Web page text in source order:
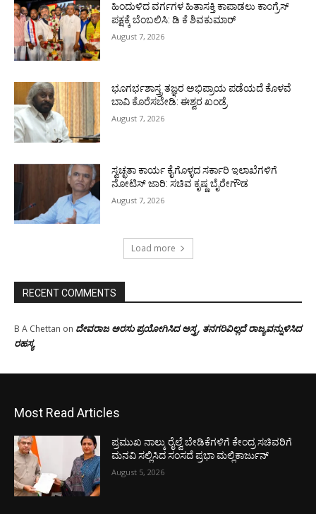
ಹಿಂದುಳಿದ ವರ್ಗಗಳ ಹಿತಾಸಕ್ತಿ ಕಾಪಾಡಲು ಕಾಂಗ್ರೆಸ್
ಪಕ್ಷಕ್ಕೆ ಬೆಂಬಲಿಸಿ: ಡಿ ಕೆ ಶಿವಕುಮಾರ್
August 7, 2026
ಭೂಗರ್ಭಶಾಸ್ತ್ರ ತಜ್ಞರ ಅಭಿಪ್ರಾಯ ಪಡೆಯದೆ ಕೊಳವೆ
ಬಾವಿ ಕೊರೆಸಬೇಡಿ: ಈಶ್ವರ ಖಂಡ್ರೆ
August 7, 2026
ಸ್ವಚ್ಛತಾ ಕಾರ್ಯ ಕೈಗೊಳ್ಳದ ಸರ್ಕಾರಿ ಇಲಾಖೆಗಳಿಗೆ
ನೋಟಿಸ್ ಜಾರಿ: ಸಚಿವ ಕೃಷ್ಣ ಬೈರೇಗೌಡ
August 7, 2026
Load more
RECENT COMMENTS
B A Chettan on ದೇವರಾಜ ಅರಸು ಪ್ರಯೋಗಿಸಿದ ಅಸ್ತ್ರ, ತನಗರಿವಿಲ್ಲದೆ ರಾಜ್ಯವನ್ನುಳಿಸಿದ
ರಹಸ್ಯ
Most Read Articles
ಪ್ರಮುಖ ನಾಲ್ಕು ರೈಲ್ವೆ ಬೇಡಿಕೆಗಳಿಗೆ ಕೇಂದ್ರ ಸಚಿವರಿಗೆ
ಮನವಿ ಸಲ್ಲಿಸಿದ ಸಂಸದೆ ಪ್ರಭಾ ಮಲ್ಲಿಕಾರ್ಜುನ್
August 5, 2026